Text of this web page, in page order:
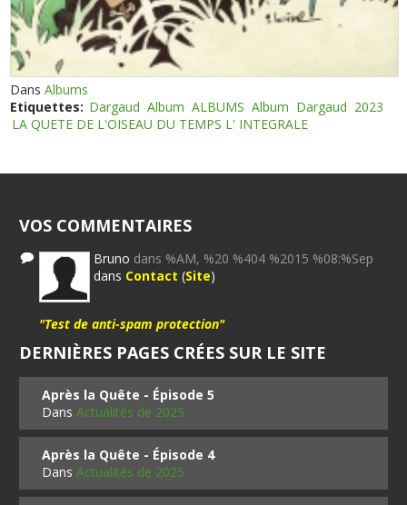
DansAlbums
Etiquettes: Dargaud Album ALBUMS Album Dargaud 2023
LA QUETE DE L'OISEAU DU TEMPS L' INTEGRALE
VOS COMMENTAIRES
Bruno dans %AM, %20 %404 %2015 %08:%Sep
dans Contact (Site)
"Test de anti-spam protection"
DERNIÈRES PAGES CRÉES SUR LE SITE
Après la Quête - Épisode 5
DansActualités de 2025
Après la Quête - Épisode 4
DansActualités de 2025